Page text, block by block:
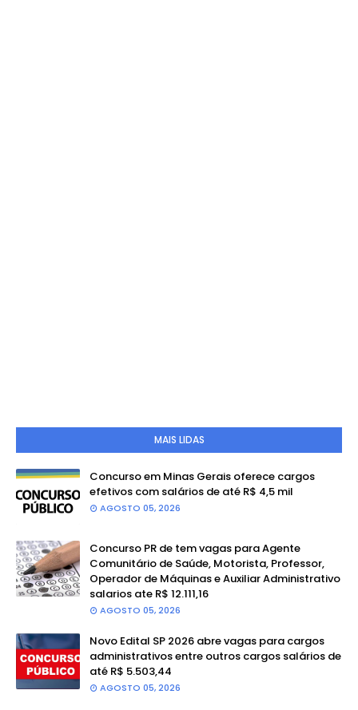
MAIS LIDAS
Concurso em Minas Gerais oferece cargos
efetivos com salários de até R$ 4,5 mil
AGOSTO 05, 2026
Concurso PR de tem vagas para Agente
Comunitário de Saúde, Motorista, Professor,
Operador de Máquinas e Auxiliar Administrativo
salarios ate R$ 12.111,16
AGOSTO 05, 2026
Novo Edital SP 2026 abre vagas para cargos
administrativos entre outros cargos salários de
até R$ 5.503,44
AGOSTO 05, 2026